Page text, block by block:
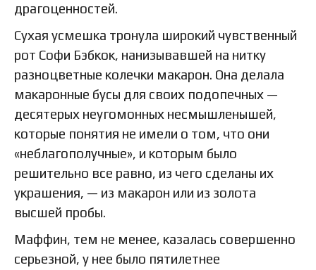
драгоценностей.
Сухая усмешка тронула широкий чувственный
рот Софи Бэбкок, нанизывавшей на нитку
разноцветные колечки макарон. Она делала
макаронные бусы для своих подопечных —
десятерых неугомонных несмышленышей,
которые понятия не имели о том, что они
«неблагополучные», и которым было
решительно все равно, из чего сделаны их
украшения, — из макарон или из золота
высшей пробы.
Маффин, тем не менее, казалась совершенно
серьезной, у нее было пятилетнее